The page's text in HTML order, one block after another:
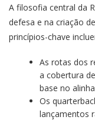
A filosofia central da
defesa e na criação
princípios-chave
As rotas dos
a cobertura
base no
Os
lançamentos